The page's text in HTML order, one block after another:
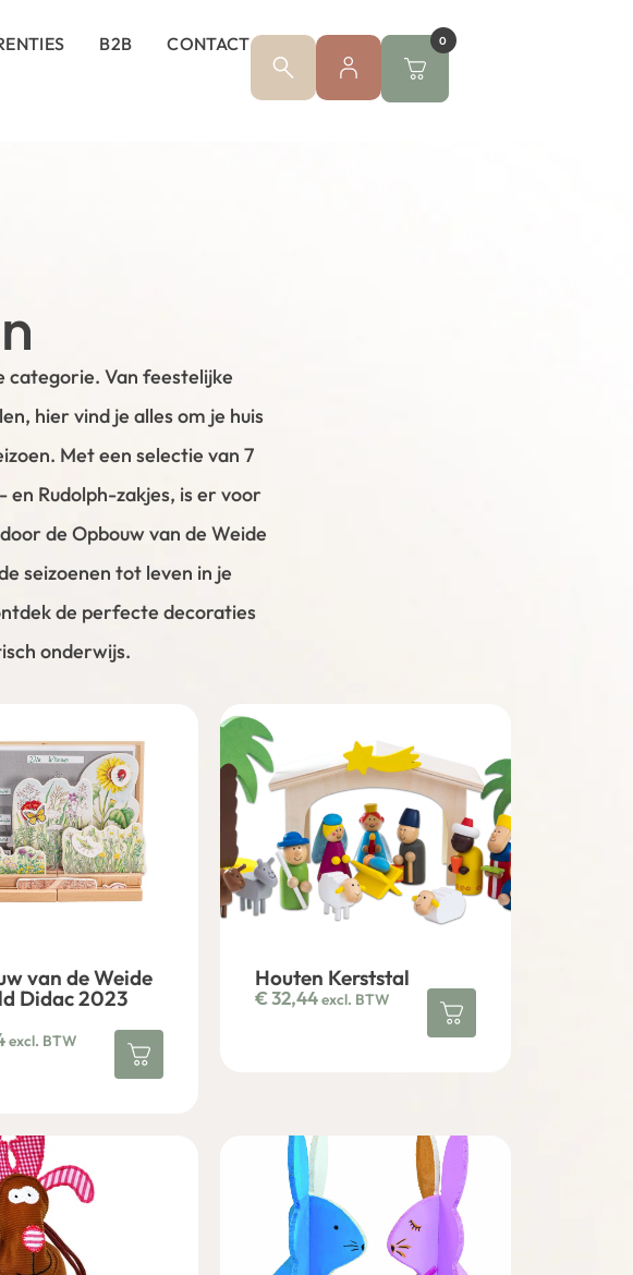
B2B CONTACT 0
categorie. Van feestelijke
hier vind je alles om je huis
Met een selectie van 7
Rudolph-zakjes, is er voor
de Opbouw van de Weide
seizoenen tot leven in je
de perfecte decoraties
onderwijs.
van de Weide
Didac 2023
excl. BTW
Houten Kerststal
€32,44excl. BTW